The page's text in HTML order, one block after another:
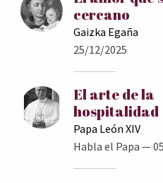
cercano
Gaizka Egaña
25/12/2025
El arte de la
hospitalidad
Papa León XIV
Habla el Papa —